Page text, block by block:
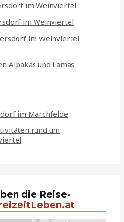
im Weinviertel
im Weinviertel
im Weinviertel
Alpakas und Lamas
im Marchfelde
rund um
die Reise-